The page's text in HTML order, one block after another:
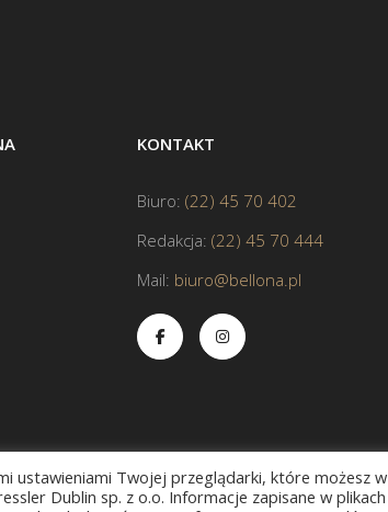
KONTAKT
Biuro: (22) 45 70 402
Redakcja: (22) 45 70 444
Mail: biuro@bellona.pl
ustawieniami Twojej przeglądarki, które możesz w
Dublin sp. z o.o. Informacje zapisane w plikach